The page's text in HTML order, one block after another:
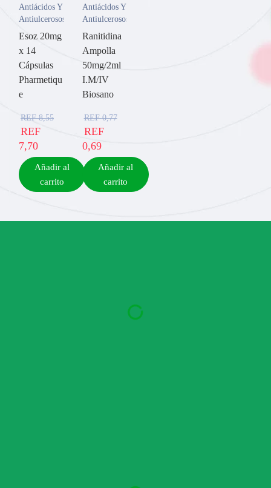
Antiácidos Y
Antiulcerosos
Esoz 20mg
x 14
Cápsulas
Pharmetiqu
e
REF8,55
REF
7,70
Añadir al
carrito
Antiácidos Y
Antiulcerosos
Ranitidina
Ampolla
50mg/2ml
I.M/IV
Biosano
REF0,77
REF
0,69
Añadir al
carrito